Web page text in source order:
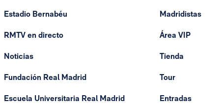
Estadio Bernabéu
RMTV en directo
Noticias
Fundación Real Madrid
Escuela Universitaria Real Madrid
Madridistas
Área VIP
Tienda
Tour
Entradas